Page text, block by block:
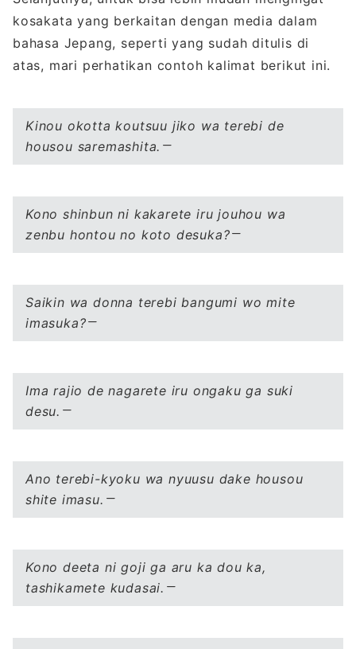
kosakata yang berkaitan dengan media dalam
bahasa Jepang, seperti yang sudah ditulis di
atas, mari perhatikan contoh kalimat berikut ini.
Kinou okotta koutsuu jiko wa terebi de
housou saremashita.
Kono shinbun ni kakarete iru jouhou wa
zenbu hontou no koto desuka?
Saikin wa donna terebi bangumi wo mite
imasuka?
Ima rajio de nagarete iru ongaku ga suki
desu.
Ano terebi-kyoku wa nyuusu dake housou
shite imasu.
Kono deeta ni goji ga aru ka dou ka,
tashikamete kudasai.